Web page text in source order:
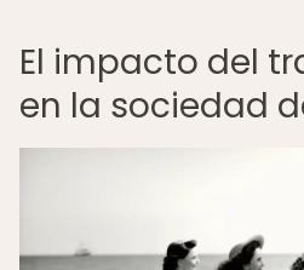
El impacto del
en la sociedad